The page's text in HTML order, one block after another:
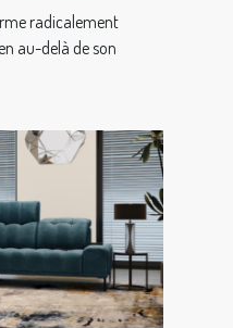
radicalement
au-delà de son